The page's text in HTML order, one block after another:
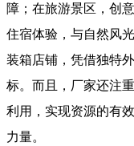
障；在旅游景区，创
住宿体验，与自然风
装箱店铺，凭借独特
标。而且，厂家还注
利用，实现资源的有
力量。